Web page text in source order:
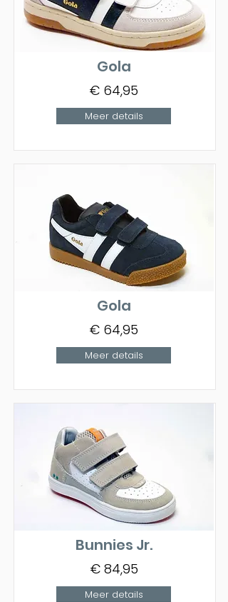
Gola
€ 64,95
Meer details
Gola
€ 64,95
Meer details
Bunnies Jr.
€ 84,95
Meer details